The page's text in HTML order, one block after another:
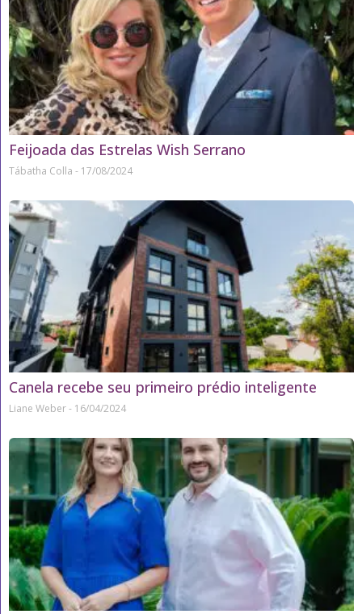
Feijoada das Estrelas Wish Serrano
Tábatha Colla 17/08/2024
Canela recebe seu primeiro prédio inteligente
Liane Weber 16/04/2024